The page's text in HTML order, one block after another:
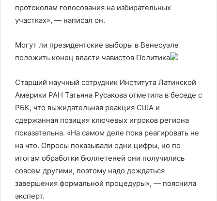
протоколам голосования на избирательных
участках», — написал он.
Могут ли президентские выборы в Венесуэле
положить конец власти чавистов Политика
Старший научный сотрудник Института Латинской
Америки РАН Татьяна Русакова отметила в беседе с
РБК, что выжидательная реакция США и
сдержанная позиция ключевых игроков региона
показательна. «На самом деле пока реагировать не
на что. Опросы показывали одни цифры, но по
итогам обработки бюллетеней они получились
совсем другими, поэтому надо дождаться
завершения формальной процедуры», — пояснила
эксперт.